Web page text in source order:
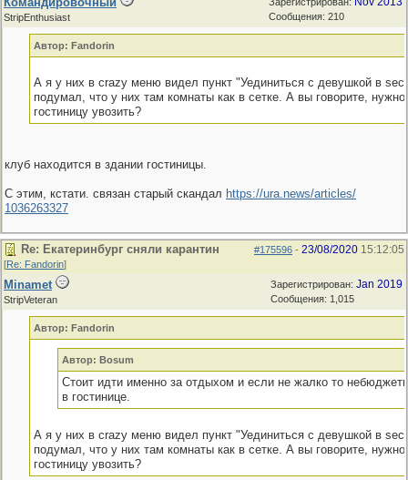
Сообщения: 210
StripEnthusiast
Автор: Fandorin
А я у них в crazy меню видел пункт "Уединиться с девушкой в
подумал, что у них там комнаты как в сетке. А вы говорите, нужно
гостиницу увозить?
клуб находится в здании гостиницы.
С этим, кстати. связан старый скандал https://ura.news/articles/
1036263327
#175596 - 23/08/2020 15:12:05
Re: Екатеринбург сняли карантин
[Re: Fandorin]
Зарегистрирован: Jan 2019
Сообщения: 1,015
Minamet
StripVeteran
Автор: Fandorin
Автор: Bosum
Стоит идти именно за отдыхом и если не жалко то
в гостинице.
А я у них в crazy меню видел пункт "Уединиться с девушкой в
подумал, что у них там комнаты как в сетке. А вы говорите, нужно
гостиницу увозить?